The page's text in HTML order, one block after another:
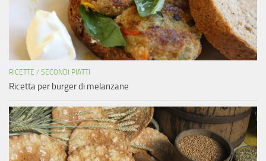
RICETTE / SECONDI PIATTI
Ricetta per burger di melanzane